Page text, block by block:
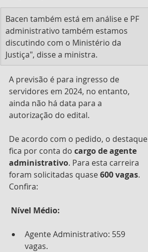
Bacen também está em análise e PF
administrativo também estamos
discutindo com o Ministério da
Justiça", disse a ministra.
A previsão é para ingresso de
servidores em 2024, no entanto,
ainda não há data para a
autorização do edital.
De acordo com o pedido, o destaque
fica por conta do cargo de agente
administrativo. Para esta carreira
foram solicitadas quase 600 vagas.
Confira:
Nível Médio:
Agente Administrativo: 559
vagas.